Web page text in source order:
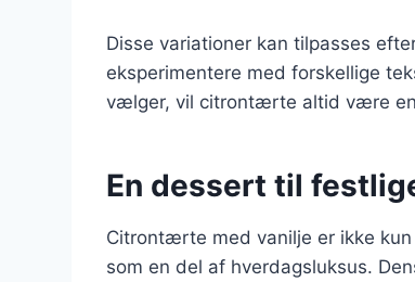
Disse variationer kan tilpasses
eksperimentere med forskellige
vælger, vil citrontærte altid være
En dessert til
Citrontærte med vanilje er ikke
som en del af hverdagsluksus.